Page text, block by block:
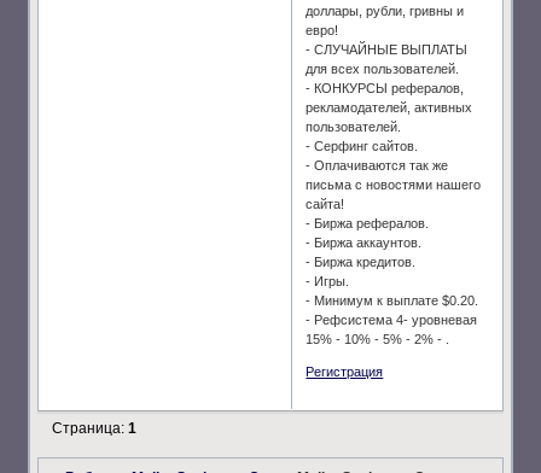
доллары, рубли, гривны и
евро!
- СЛУЧАЙНЫЕ ВЫПЛАТЫ
для всех пользователей.
- КОНКУРСЫ рефералов,
рекламодателей, активных
пользователей.
- Серфинг сайтов.
- Оплачиваются так же
письма с новостями нашего
сайта!
- Биржа рефералов.
- Биржа аккаунтов.
- Биржа кредитов.
- Игры.
- Минимум к выплате $0.20.
- Рефсистема 4- уровневая
15% - 10% - 5% - 2% - .
Регистрация
Страница:1